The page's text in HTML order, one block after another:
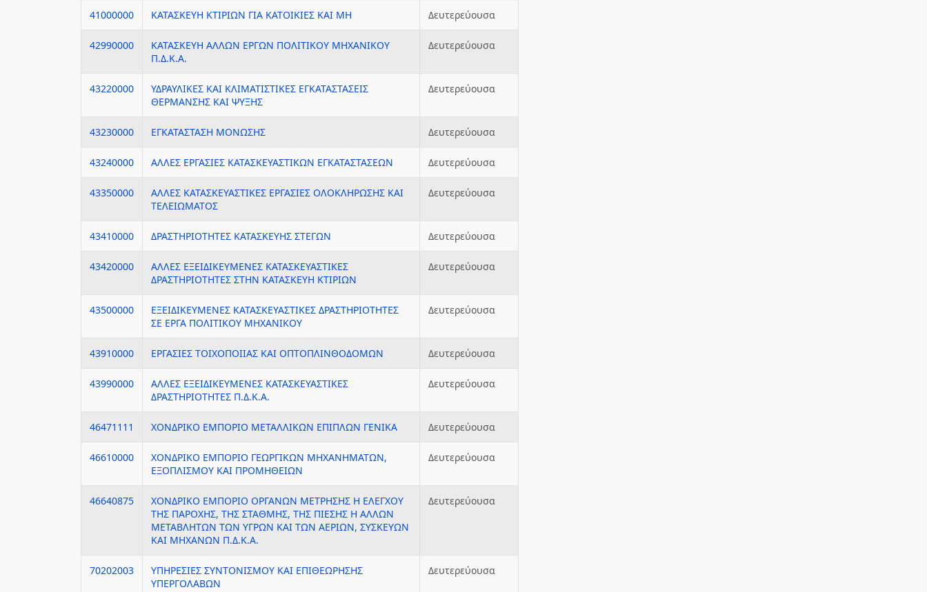
41000000 ΚΑΤΑΣΚΕΥΗ ΚΤΙΡΙΩΝ ΓΙΑ ΚΑΤΟΙΚΙΕΣ ΚΑΙ ΜΗ Δευτερεύουσα
42990000
ΚΑΤΑΣΚΕΥΗ ΑΛΛΩΝ ΕΡΓΩΝ ΠΟΛΙΤΙΚΟΥ ΜΗΧΑΝΙΚΟΥ
Π.Δ.Κ.Α.
Δευτερεύουσα
43220000
ΥΔΡΑΥΛΙΚΕΣ ΚΑΙ ΚΛΙΜΑΤΙΣΤΙΚΕΣ ΕΓΚΑΤΑΣΤΑΣΕΙΣ
ΘΕΡΜΑΝΣΗΣ ΚΑΙ ΨΥΞΗΣ
Δευτερεύουσα
43230000 ΕΓΚΑΤΑΣΤΑΣΗ ΜΟΝΩΣΗΣ Δευτερεύουσα
43240000 ΑΛΛΕΣ ΕΡΓΑΣΙΕΣ ΚΑΤΑΣΚΕΥΑΣΤΙΚΩΝ ΕΓΚΑΤΑΣΤΑΣΕΩΝ Δευτερεύουσα
43350000
ΑΛΛΕΣ ΚΑΤΑΣΚΕΥΑΣΤΙΚΕΣ ΕΡΓΑΣΙΕΣ ΟΛΟΚΛΗΡΩΣΗΣ ΚΑΙ
ΤΕΛΕΙΩΜΑΤΟΣ
Δευτερεύουσα
43410000 ΔΡΑΣΤΗΡΙΟΤΗΤΕΣ ΚΑΤΑΣΚΕΥΗΣ ΣΤΕΓΩΝ Δευτερεύουσα
43420000
ΑΛΛΕΣ ΕΞΕΙΔΙΚΕΥΜΕΝΕΣ ΚΑΤΑΣΚΕΥΑΣΤΙΚΕΣ
ΔΡΑΣΤΗΡΙΟΤΗΤΕΣ ΣΤΗΝ ΚΑΤΑΣΚΕΥΗ ΚΤΙΡΙΩΝ
Δευτερεύουσα
43500000
ΕΞΕΙΔΙΚΕΥΜΕΝΕΣ ΚΑΤΑΣΚΕΥΑΣΤΙΚΕΣ ΔΡΑΣΤΗΡΙΟΤΗΤΕΣ
ΣΕ ΕΡΓΑ ΠΟΛΙΤΙΚΟΥ ΜΗΧΑΝΙΚΟΥ
Δευτερεύουσα
43910000 ΕΡΓΑΣΙΕΣ ΤΟΙΧΟΠΟΙΙΑΣ ΚΑΙ ΟΠΤΟΠΛΙΝΘΟΔΟΜΩΝ Δευτερεύουσα
43990000
ΑΛΛΕΣ ΕΞΕΙΔΙΚΕΥΜΕΝΕΣ ΚΑΤΑΣΚΕΥΑΣΤΙΚΕΣ
ΔΡΑΣΤΗΡΙΟΤΗΤΕΣ Π.Δ.Κ.Α.
Δευτερεύουσα
46471111 ΧΟΝΔΡΙΚΟ ΕΜΠΟΡΙΟ ΜΕΤΑΛΛΙΚΩΝ ΕΠΙΠΛΩΝ ΓΕΝΙΚΑ Δευτερεύουσα
46610000
ΧΟΝΔΡΙΚΟ ΕΜΠΟΡΙΟ ΓΕΩΡΓΙΚΩΝ ΜΗΧΑΝΗΜΑΤΩΝ,
ΕΞΟΠΛΙΣΜΟΥ ΚΑΙ ΠΡΟΜΗΘΕΙΩΝ
Δευτερεύουσα
46640875
ΧΟΝΔΡΙΚΟ ΕΜΠΟΡΙΟ ΟΡΓΑΝΩΝ ΜΕΤΡΗΣΗΣ Η ΕΛΕΓΧΟΥ
ΤΗΣ ΠΑΡΟΧΗΣ, ΤΗΣ ΣΤΑΘΜΗΣ, ΤΗΣ ΠΙΕΣΗΣ Η ΑΛΛΩΝ
ΜΕΤΑΒΛΗΤΩΝ ΤΩΝ ΥΓΡΩΝ ΚΑΙ ΤΩΝ ΑΕΡΙΩΝ, ΣΥΣΚΕΥΩΝ
ΚΑΙ ΜΗΧΑΝΩΝ Π.Δ.Κ.Α.
Δευτερεύουσα
70202003
ΥΠΗΡΕΣΙΕΣ ΣΥΝΤΟΝΙΣΜΟΥ ΚΑΙ ΕΠΙΘΕΩΡΗΣΗΣ
ΥΠΕΡΓΟΛΑΒΩΝ
Δευτερεύουσα